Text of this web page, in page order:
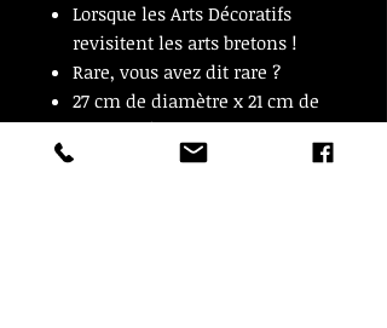
Lorsque les Arts Décoratifs
revisitent les arts bretons !
Rare, vous avez dit rare ?
27 cm de diamètre x 21 cm de
hauteur, à vue.
En très bon état